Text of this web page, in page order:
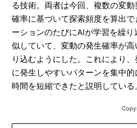
る技術。両者は今回、複数の変
確率に基づいて探索頻度を算出
ーションのたびにAIが学習を繰
似していて、変動の発生確率が
り込むようにした。これにより
に発生しやすいパターンを集中
時間を短縮できたと説明している